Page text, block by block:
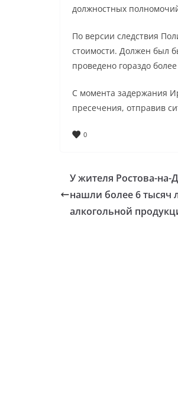
должностных
По версии следствия
стоимости. Должен был
проведено гораздо
С момента задержания
пресечения, отправив
0
У жителя Ростова-на-
нашли более 6 тысяч
алкогольной